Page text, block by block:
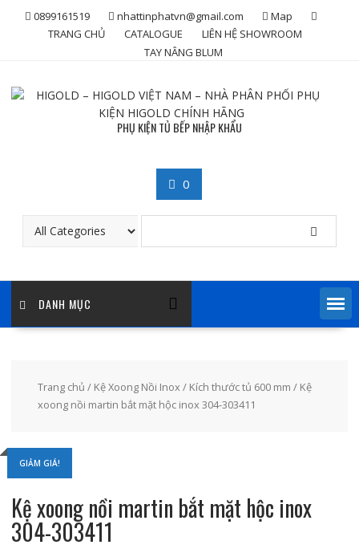
0899161519 nhattinphatvn@gmail.com
Map
TRANG CHỦ
CATALOGUE
LIÊN HỆ SHOWROOM
TAY NÂNG BLUM
PHỤ KIỆN TỦ BẾP NHẬP KHẨU
0
DANH MỤC
Trang chủ / Kệ Xoong Nồi Inox / Kích thước tủ 600 mm / Kệ
xoong nồi martin bắt mặt hộc inox 304-303411
GIẢM GIÁ!
Kệ xoong nồi martin bắt mặt hộc inox
304-303411